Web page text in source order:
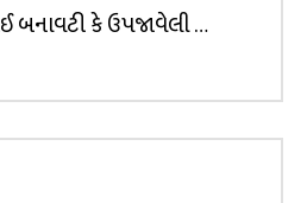
બનાવટી કે ઉપજાવેલી …